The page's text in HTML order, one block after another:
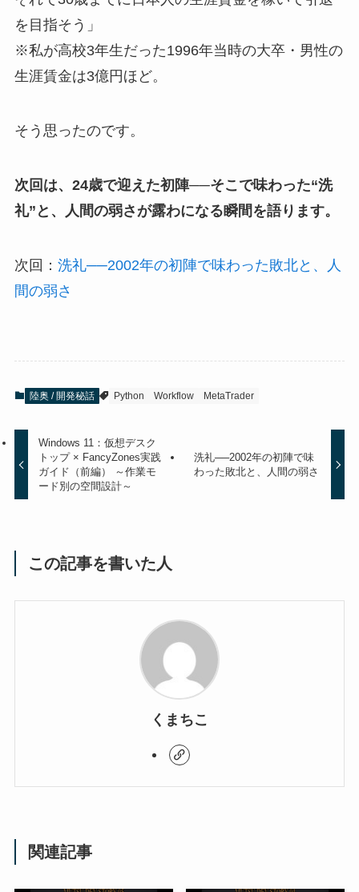
を目指そう」
※私が高校3年生だった1996年当時の大卒・男性の
生涯賃金は3億円ほど。
そう思ったのです。
次回は、24歳で迎えた初陣──そこで味わった“洗
礼”と、人間の弱さが露わになる瞬間を語ります。
次回： 洗礼──2002年の初陣で味わった敗北と、人
間の弱さ
陸奥 / 開発秘話 Python Workflow MetaTrader
Windows 11：仮想デスク
トップ × FancyZones実践
ガイド（前編） ～作業モ
ード別の空間設計～
洗礼──2002年の初陣で味
わった敗北と、人間の弱さ
この記事を書いた人
くまちこ
関連記事